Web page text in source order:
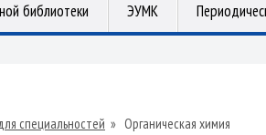
библиотеки ЭУМК
специальностей » Органическая химия